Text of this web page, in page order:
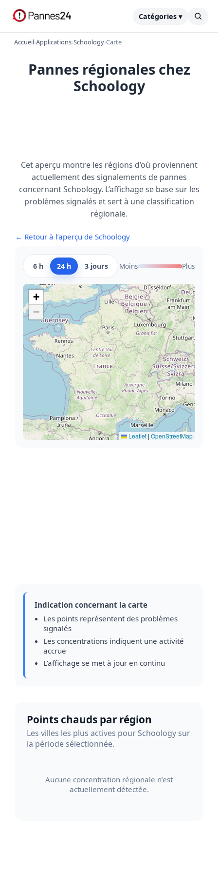
Catégories ▾
Accueil›Applications›Schoology›Carte
Pannes régionales chez
Schoology
Cet aperçu montre les régions d’où proviennent
actuellement des signalements de pannes
concernant Schoology. L’affichage se base sur les
problèmes signalés et sert à une classification
régionale.
← Retour à l’aperçu de Schoology
6 h 24 h 3 jours Moins Plus
+
−
Leaflet | OpenStreetMap
Indication concernant la carte
Les points représentent des problèmes
signalés
Les concentrations indiquent une activité
accrue
L’affichage se met à jour en continu
Points chauds par région
Les villes les plus actives pour Schoology sur
la période sélectionnée.
Aucune concentration régionale n’est
actuellement détectée.